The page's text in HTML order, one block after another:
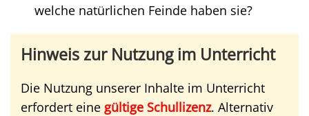
welche natürlichen Feinde haben sie?
Hinweis zur Nutzung im Unterricht
Die Nutzung unserer Inhalte im Unterricht
erfordert eine gültige Schullizenz. Alternativ